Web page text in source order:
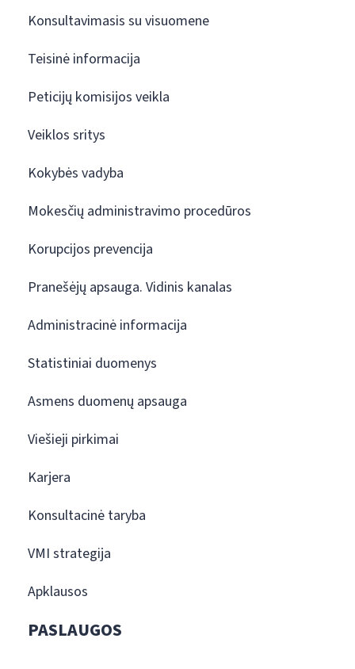
Konsultavimasis su visuomene
Teisinė informacija
Peticijų komisijos veikla
Veiklos sritys
Kokybės vadyba
Mokesčių administravimo procedūros
Korupcijos prevencija
Pranešėjų apsauga. Vidinis kanalas
Administracinė informacija
Statistiniai duomenys
Asmens duomenų apsauga
Viešieji pirkimai
Karjera
Konsultacinė taryba
VMI strategija
Apklausos
PASLAUGOS